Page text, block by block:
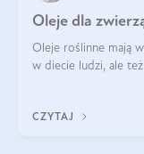
Oleje dla
Oleje roślinne mają
w diecie ludzi, ale
CZYTAJ